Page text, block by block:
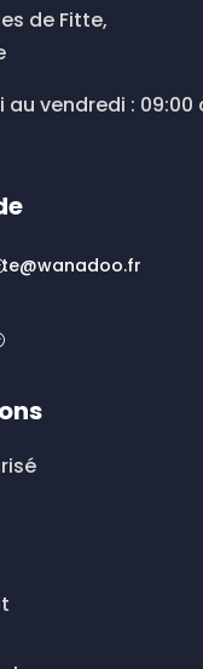
de Fitte,
vendredi : 09:00